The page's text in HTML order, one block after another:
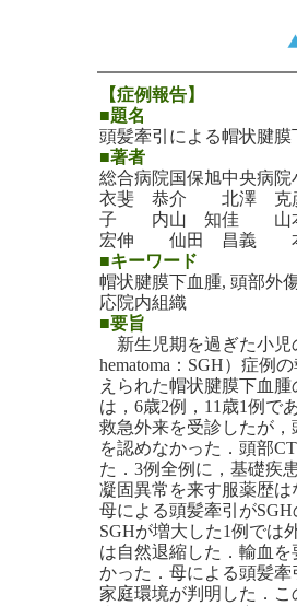
【症例報告】
■題名
頭髪牽引による帽状腱膜
■著者
総合病院国保旭中央病院
衣斐 恭介 北澤
子 内山 知佳 山
宏伸 仙田 昌義
■キーワード
帽状腱膜下血腫, 頭部外
応院内組織
■要旨
新生児期を過ぎた小児
hematoma：SGH）症例
えられた帽状腱膜下血
は，6歳2例，11歳1例で
救急外来を受診したが
を認めなかった．頭部
た．3例全例に，基礎疾
凝固異常を来す服薬歴
母による頭髪牽引が
SGHが増大した1例では
は自然退縮した．輸血
かった．母による頭髪
家庭環境が判明した．